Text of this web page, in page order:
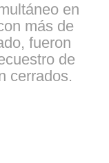
en
más de
fueron
de
cerrados.